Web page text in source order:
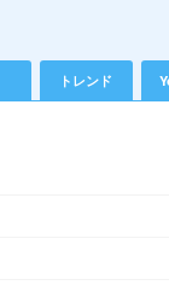
トレンド